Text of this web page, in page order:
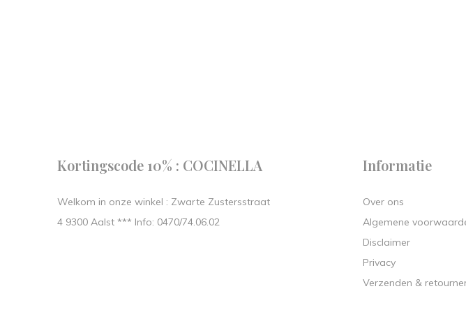
Kortingscode 10% : COCINELLA
Welkom in onze winkel : Zwarte Zustersstraat
4 9300 Aalst *** Info: 0470/74.06.02
Informatie
Over ons
Algemene
Disclaimer
Privacy
Verzenden &